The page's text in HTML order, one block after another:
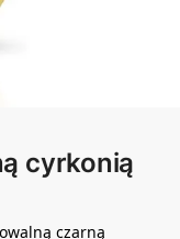
cyrkonią
czarną